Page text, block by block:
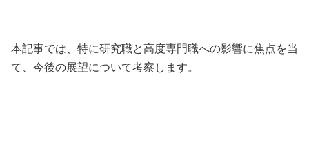
本記事では、特に研究職と高度専門職への影響に焦点を当
て、今後の展望について考察します。